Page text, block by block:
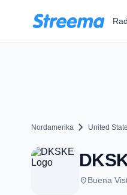
Nordamerika chevron_right United
placeBuena